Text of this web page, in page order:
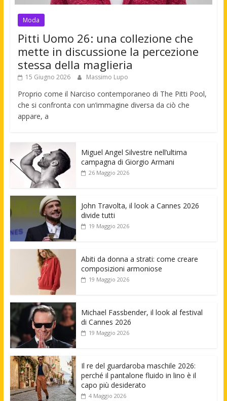
Moda
Pitti Uomo 26: una collezione che
mette in discussione la percezione
stessa della maglieria
15 Giugno 2026 Massimo Lupo
Proprio come il Narciso contemporaneo di The Pitti Pool,
che si confronta con un’immagine diversa da ciò che
appare, a
Miguel Angel Silvestre nell’ultima
campagna di Giorgio Armani
26 Maggio 2026
John Travolta, il look a Cannes 2026
divide tutti
19 Maggio 2026
Abiti da donna a strati: come creare
composizioni armoniose
19 Maggio 2026
Michael Fassbender, il look al festival
di Cannes 2026
19 Maggio 2026
Il re del guardaroba maschile 2026:
perché il pantalone fluido in lino è il
capo più desiderato
4 Maggio 2026